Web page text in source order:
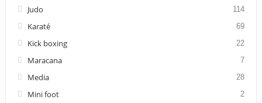
Judo 114
Karaté 69
Kick boxing 22
Maracana 7
Media 28
Mini foot 2